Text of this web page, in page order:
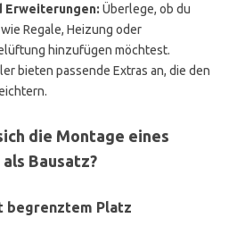
Erweiterungen: Überlege, ob du
Regale, Heizung oder
hinzufügen möchtest.
bieten passende Extras an, die den
die Montage eines
Bausatz?
begrenztem Platz